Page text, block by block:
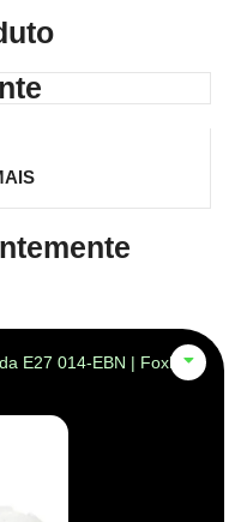
E27 014-EBN | Foxlux